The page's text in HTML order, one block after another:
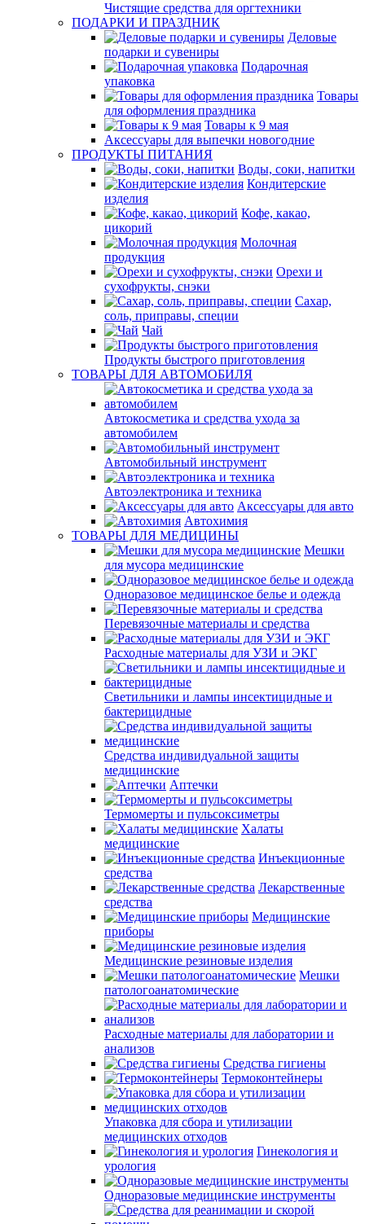
Чистящие средства для оргтехники
ПОДАРКИ И ПРАЗДНИК
Деловые
подарки и сувениры
Подарочная
упаковка
Товары
для оформления праздника
Товары к 9 мая
Аксессуары для выпечки новогодние
ПРОДУКТЫ ПИТАНИЯ
Воды, соки, напитки
Кондитерские
изделия
Кофе, какао,
цикорий
Молочная
продукция
Орехи и
сухофрукты, снэки
Сахар,
соль, приправы, специи
Чай
Продукты быстрого приготовления
ТОВАРЫ ДЛЯ АВТОМОБИЛЯ
Автокосметика и средства ухода за
автомобилем
Автомобильный инструмент
Автоэлектроника и техника
Аксессуары для авто
Автохимия
ТОВАРЫ ДЛЯ МЕДИЦИНЫ
Мешки
для мусора медицинские
Одноразовое медицинское белье и одежда
Перевязочные материалы и средства
Расходные материалы для УЗИ и ЭКГ
Светильники и лампы инсектицидные и
бактерицидные
Средства индивидуальной защиты
медицинские
Аптечки
Термомерты и пульсоксиметры
Халаты
медицинские
Инъекционные
средства
Лекарственные
средства
Медицинские
приборы
Медицинские резиновые изделия
Мешки
патологоанатомические
Расходные материалы для лаборатории и
анализов
Средства гигиены
Термоконтейнеры
Упаковка для сбора и утилизации
медицинских отходов
Гинекология и
урология
Одноразовые медицинские инструменты